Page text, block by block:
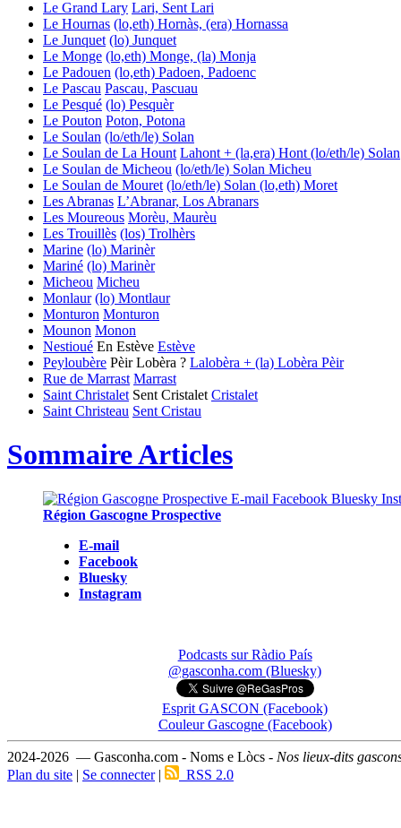
Le Grand Lary Lari, Sent Lari
Le Hournas (lo,eth) Hornàs, (era) Hornassa
Le Junquet (lo) Junquet
Le Monge (lo,eth) Monge, (la) Monja
Le Padouen (lo,eth) Padoen, Padoenc
Le Pascau Pascau, Pascuau
Le Pesqué (lo) Pesquèr
Le Pouton Poton, Potona
Le Soulan (lo/eth/le) Solan
Le Soulan de La Hount Lahont + (la,era) Hont (lo/eth/le) Solan
Le Soulan de Micheou (lo/eth/le) Solan Micheu
Le Soulan de Mouret (lo/eth/le) Solan (lo,eth) Moret
Les Abranas L’Abranar, Los Abranars
Les Moureous Morèu, Maurèu
Les Trouillès (los) Trolhèrs
Marine (lo) Marinèr
Mariné (lo) Marinèr
Micheou Micheu
Monlaur (lo) Montlaur
Monturon Monturon
Mounon Monon
Nestioué En Estève Estève
Peyloubère Pèir Lobèra ? Lalobèra + (la) Lobèra Pèir
Rue de Marrast Marrast
Saint Christalet Sent Cristalet Cristalet
Saint Christeau Sent Cristau
Sommaire Articles
Région Gascogne Prospective
E-mail
Facebook
Bluesky
Instagram
Podcasts sur Ràdio País
@gasconha.com (Bluesky)
Esprit GASCON (Facebook)
Couleur Gascogne (Facebook)
2024-2026 — Gasconha.com - Noms e Lòcs - Nos lieux-dits
Plan du site | Se connecter| RSS 2.0